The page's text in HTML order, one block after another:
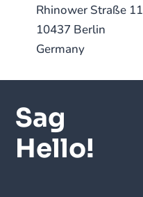
Rhinower Straße 11
10437 Berlin
Germany
Sag
Hello!